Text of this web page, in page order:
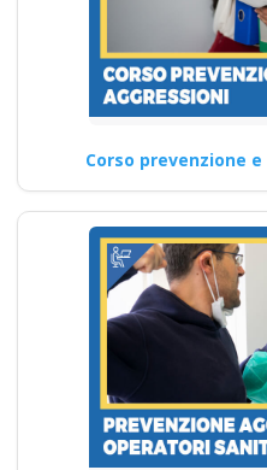
Corso prevenzione